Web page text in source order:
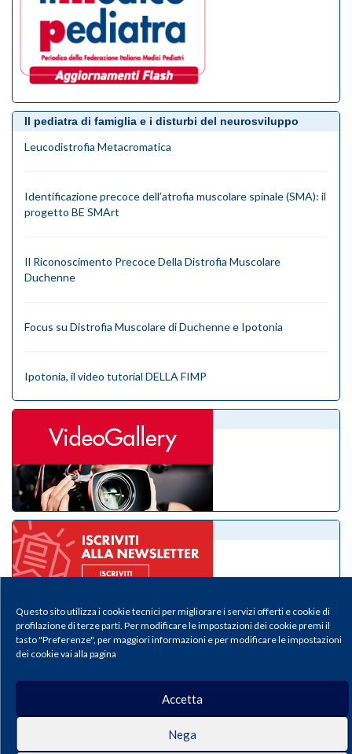
Questo sito utilizza i cookie tecnici per migliorare i servizi offerti e cookie di
profilazione di terze parti. Per modificare le impostazioni dei cookie premi il
tasto "Preferenze", per maggiori informazioni e per modificare le impostazioni
dei cookie vai alla pagina
Accetta
Nega
Il pediatra di famiglia e i disturbi del neurosviluppo
Leucodistrofia Metacromatica
Identificazione precoce dell’atrofia muscolare spinale (SMA): il
progetto BE SMArt
Il Riconoscimento Precoce Della Distrofia Muscolare
Duchenne
Focus su Distrofia Muscolare di Duchenne e Ipotonia
Ipotonia, il video tutorial DELLA FIMP
eNewsletter
Privacy & Cookie Policy
Publisher: Pacini Editore SRL, Via Gherardesca 1, 56121 Ospedaletto (Pisa),
| Website:
2611-5573 (Print) – ISSN 2611-5212 (Online)